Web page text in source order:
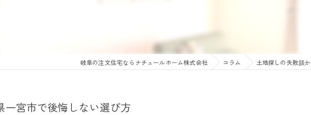
岐阜の注文住宅ならナチュールホーム株式会社 コラム 土地探しの失敗談
宮市で後悔しない選び方